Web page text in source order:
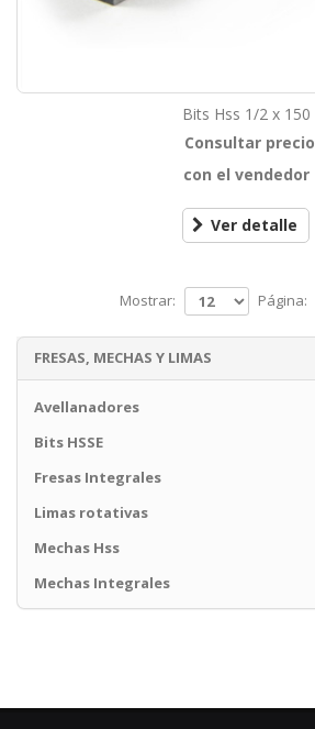
Bits Hss 1/2 x 150
Consultar precio
con el vendedor
Ver detalle
Página:
Mostrar:
FRESAS, MECHAS Y LIMAS
Avellanadores
Bits HSSE
Fresas Integrales
Limas rotativas
Mechas Hss
Mechas Integrales